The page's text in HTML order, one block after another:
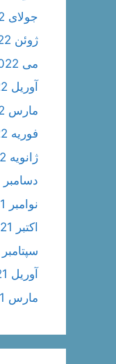
جولای 2022
ژوئن 2022
می 2022
آوریل 2022
مارس 2022
فوریه 2022
ژانویه 2022
دسامبر 2021
نوامبر 2021
اکتبر 2021
سپتامبر 2021
آوریل 2021
مارس 2021